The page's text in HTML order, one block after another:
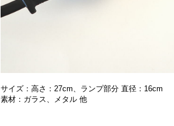
サイズ： 高さ：27cm、ランプ部分 直径：16cm
素材： ガラス、メタル 他